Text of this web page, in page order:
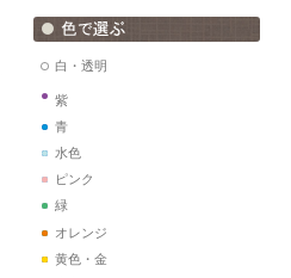
白・透明
紫
青
水色
ピンク
緑
オレンジ
黄色・金